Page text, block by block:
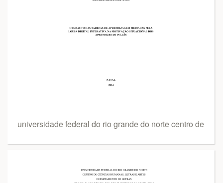
universidade federal do rio grande do norte centro de